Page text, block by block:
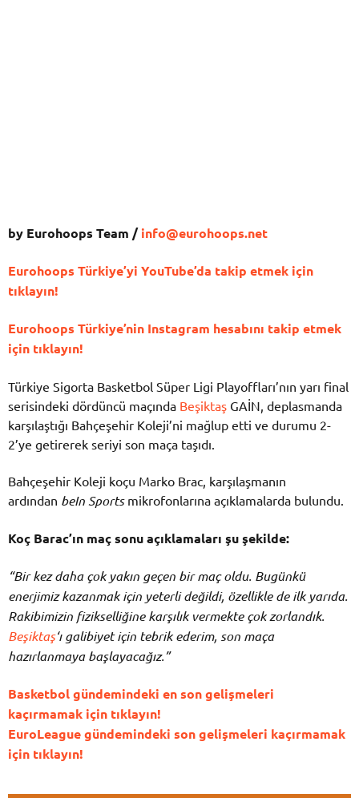
by Eurohoops Team /info@eurohoops.net
Eurohoops Türkiye’yi YouTube’da takip etmek için
tıklayın!
Eurohoops Türkiye’nin Instagram hesabını takip etmek
için tıklayın!
Türkiye Sigorta Basketbol Süper Ligi Playoffları’nın yarı final
serisindeki dördüncü maçında Beşiktaş GAİN, deplasmanda
karşılaştığı Bahçeşehir Koleji’ni mağlup etti ve durumu 2-
2’ye getirerek seriyi son maça taşıdı.
Bahçeşehir Koleji koçu Marko Brac, karşılaşmanın
ardından beIn Sports mikrofonlarına açıklamalarda bulundu.
Koç Barac’ın maç sonu açıklamaları şu şekilde:
“Bir kez daha çok yakın geçen bir maç oldu. Bugünkü
enerjimiz kazanmak için yeterli değildi, özellikle de ilk yarıda.
Rakibimizin fizikselliğine karşılık vermekte çok zorlandık.
Beşiktaş‘ı galibiyet için tebrik ederim, son maça
hazırlanmaya başlayacağız.”
Basketbol gündemindeki en son gelişmeleri
kaçırmamak için tıklayın!
EuroLeague gündemindeki son gelişmeleri kaçırmamak
için tıklayın!